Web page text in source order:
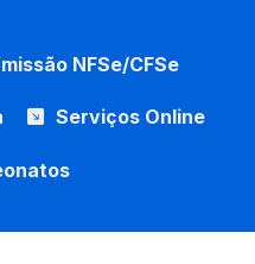
NFSe/CFSe
Serviços Online